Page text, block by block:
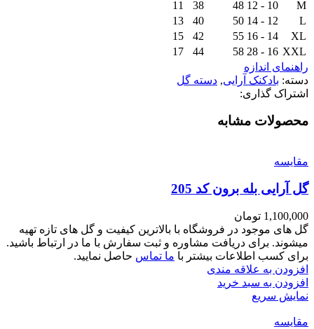
M
10 - 12
48
38
11
L
12 - 14
50
40
13
XL
14 - 16
55
42
15
XXL
16 - 28
58
44
17
راهنمای اندازه
دسته: بادکنک آرایی, دسته گل
اشتراک گذاری:
محصولات مشابه
مقايسه
گل آرایی بله برون کد 205
1,100,000 تومان
گل های موجود در فروشگاه با بالاترین کیفیت و گل های تازه تهیه
میشوند. برای دریافت مشاوره و ثبت سفارش با ما در ارتباط باشید.
برای کسب اطلاعات بیشتر با ما تماس حاصل نمایید.
افزودن به علاقه مندی
افزودن به سبد خرید
نمایش سریع
مقايسه